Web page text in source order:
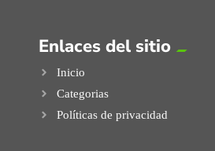
Enlaces del sitio
Inicio
Categorias
Políticas de privacidad